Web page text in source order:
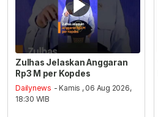
Zulhas Jelaskan Anggaran
Rp3 M per Kopdes
Dailynews - Kamis , 06 Aug 2026,
18:30 WIB